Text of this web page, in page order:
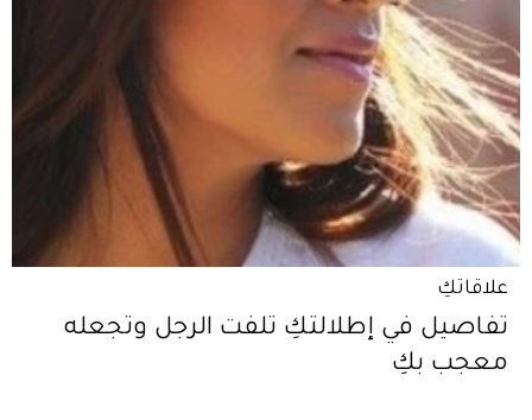
علاقاتكِ
تفاصيل في إطلالتكِ تلفت الرجل وتجعله
معجب بكِ